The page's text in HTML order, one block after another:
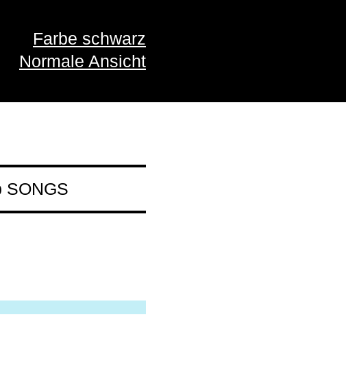
Farbe schwarz
Normale Ansicht
SONGS